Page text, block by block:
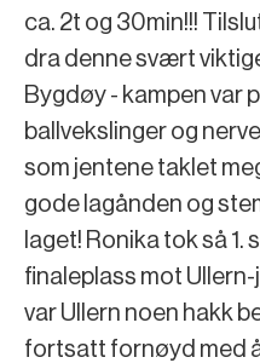
ca. 2t og 30min!!!
dra denne svært
Bygdøy - kampen var
ballvekslinger og
som jentene taklet
gode lagånden og
laget! Ronika tok så
finaleplass mot
var Ullern noen hakk
fortsatt fornøyd med